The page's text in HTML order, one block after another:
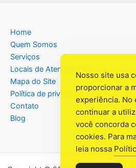
Home
Quem Somos
Serviços
Locais de Atendimento
Mapa do Site
Política de privacidade
Contato
Blog
Nosso site usa
proporcionar a
experiência. No
continuar a
você concorda
cookies. Para
leia nossa